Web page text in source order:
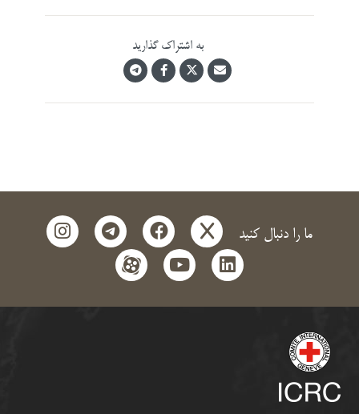
به اشتراک گذارید
ما را دنبال کنید x
facebook
telegram
instagram
linkedin
youtube
aparat